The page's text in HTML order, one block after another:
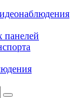
панелей